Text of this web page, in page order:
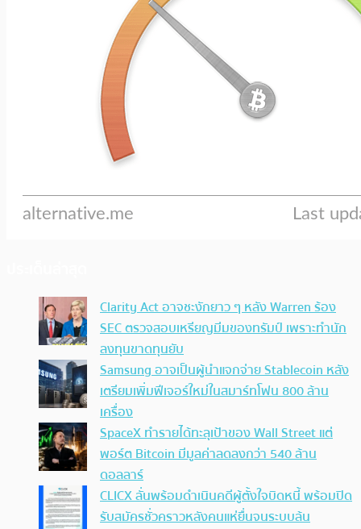
Clarity Act อาจชะงักยาว ๆ หลัง Warren ร้อง
SEC ตรวจสอบเหรียญมีมของทรัมป์ เพราะทำนัก
ลงทุนขาดทุนยับ
Samsung อาจเป็นผู้นำแจกจ่าย Stablecoin หลัง
เตรียมเพิ่มฟีเจอร์ใหม่ในสมาร์ทโฟน 800 ล้าน
เครื่อง
SpaceX ทำรายได้ทะลุเป้าของ Wall Street แต่
พอร์ต Bitcoin มีมูลค่าลดลงกว่า 540 ล้าน
ดอลลาร์
CLICX ลั่นพร้อมดำเนินคดีผู้ตั้งใจบิดหนี้ พร้อมปิด
รับสมัครชั่วคราวหลังคนแห่ยื่นจนระบบล้น